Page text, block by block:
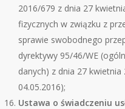
2016/679 z dnia 27
fizycznych w związku z
sprawie swobodnego
dyrektywy 95/46/WE (ogó
danych) z dnia 27 kwietnia
04.05.2016);
Ustawa o świadczeniu